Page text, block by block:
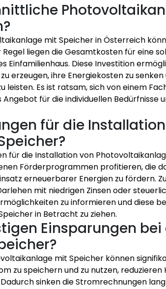
mit Speicher in Österreich
liegen die Gesamtkosten für eine
Einfamilienhaus. Diese Investition
erzeugen, ihre Energiekosten zu senken
leisten. Es ist ratsam, sich von einem
für die individuellen Bedürfnisse
für die
für die Installation von
Förderprogrammen profitieren, die
erneuerbarer Energien zu fördern.
mit niedrigen Zinsen oder
zu informieren und diese
in Betracht zu ziehen.
Einsparungen bei
mit Speicher können
zu speichern und zu nutzen, reduzieren
sinken die Stromrechnungen